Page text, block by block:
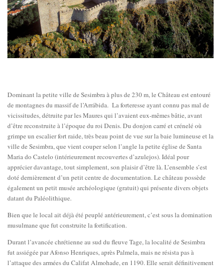
Dominant la petite ville de Sesimbra à plus de 230 m, le Château est entouré
de montagnes du massif de l’Arrábida. La forteresse ayant connu pas mal de
vicissitudes, détruite par les Maures qui l’avaient eux-mêmes bâtie, avant
d’être reconstruite à l’époque du roi Denis. Du donjon carré et crénelé où
grimpe un escalier fort raide, très beau point de vue sur la baie lumineuse et la
ville de Sesimbra, que vient couper selon l’angle la petite église de Santa
Maria do Castelo (intérieurement recouvertes d’azulejos). Idéal pour
apprécier davantage, tout simplement, son plaisir d’être là. L’ensemble s’est
doté dernièrement d’un petit centre de documentation. Le château possède
également un petit musée archéologique (gratuit) qui présente divers objets
datant du Paléolithique.
Bien que le local ait déjà été peuplé antérieurement, c’est sous la domination
musulmane que fut construite la fortification.
Durant l’avancée chrétienne au sud du fleuve Tage, la localité de Sesimbra
fut assiégée par Afonso Henriques, après Palmela, mais ne résista pas à
l’attaque des armées du Califat Almohade, en 1190. Elle serait définitivement